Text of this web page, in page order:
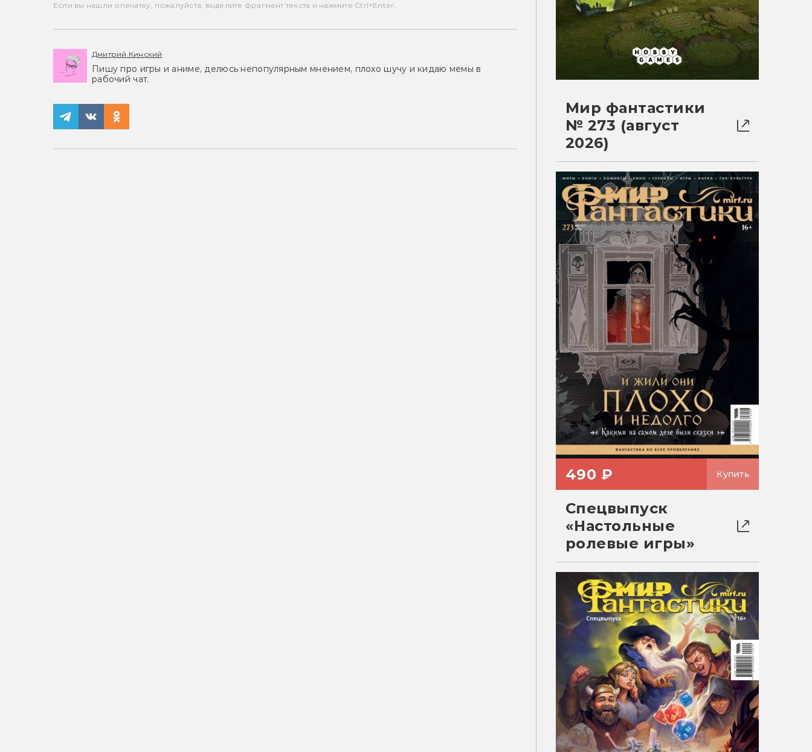
Если вы нашли опечатку, пожалуйста, выделите фрагмент текста и нажмите Ctrl+Enter.
Дмитрий Кинский
Пишу про игры и аниме, делюсь непопулярным мнением, плохо шучу и кидаю мемы в
рабочий чат.
Мир фантастики
№ 273 (август
2026)
490 ₽ Купить
Спецвыпуск
«Настольные
ролевые игры»